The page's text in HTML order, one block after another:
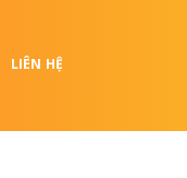
LIÊN HỆ